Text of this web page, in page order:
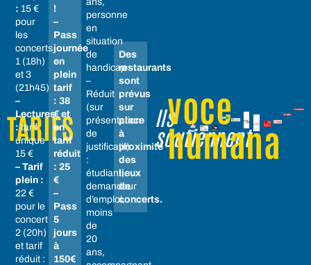
TARIFS
: 15 €
pour
les
concerts
1 (18h)
et 3
(21h45)
–
Lectures
:tarif
unique
15 €
– Tarif
plein :
22 €
pour le
concert
2 (20h)
et tarif
réduit :
!
–
Pass
journée
en
plein
tarif
: 38
€ et
en
tarif
réduit
: 25
€
–
Pass
5
jours
à
150€
personne
en
situation
de
handicap
–
Réduit
(sur
présentation
de
justificatif)
:
étudiant,
demandeur
d’emploi,
moins
de
20
ans,
Des
restaurants
sont
prévus
sur
place
à
proximité
des
lieux
de
concerts.
Ils
soutiennent
voce
humana